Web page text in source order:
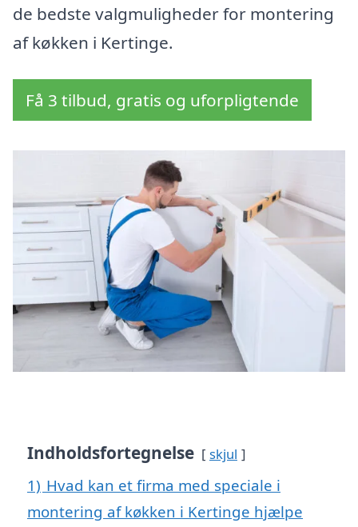
de bedste valgmuligheder for montering
af køkken i Kertinge.
Få 3 tilbud, gratis og uforpligtende
Indholdsfortegnelse skjul
1) Hvad kan et firma med speciale i
montering af køkken i Kertinge hjælpe